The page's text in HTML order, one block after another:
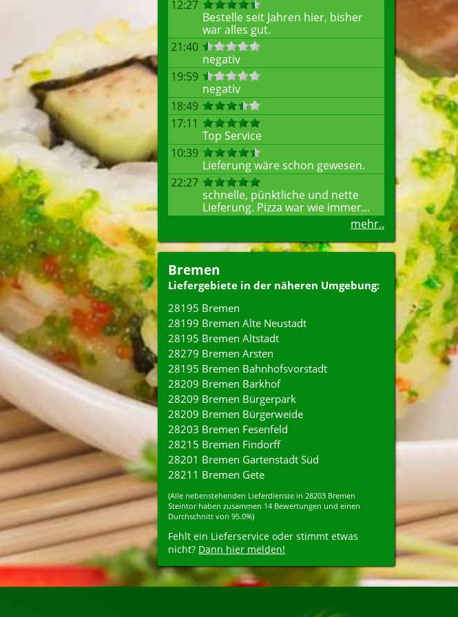
12:27
Bestelle seit Jahren hier, bisher
war alles gut.
21:40
negativ
19:59
negativ
18:49
17:11
Top Service
10:39
Lieferung wäre schon gewesen.
22:27
schnelle, pünktliche und nette
Lieferung. Pizza war wie immer...
mehr..
Bremen
Liefergebiete in der näheren Umgebung:
28195 Bremen
28199 Bremen Alte Neustadt
28195 Bremen Altstadt
28279 Bremen Arsten
28195 Bremen Bahnhofsvorstadt
28209 Bremen Barkhof
28209 Bremen Bürgerpark
28209 Bremen Bürgerweide
28203 Bremen Fesenfeld
28215 Bremen Findorff
28201 Bremen Gartenstadt Süd
28211 Bremen Gete
(Alle nebenstehenden Lieferdienste in 28203 Bremen
Steintorhaben zusammen 14 Bewertungen und einen
Durchschnitt von 95.0%)
Fehlt ein Lieferservice oder stimmt etwas
nicht? Dann hier melden!